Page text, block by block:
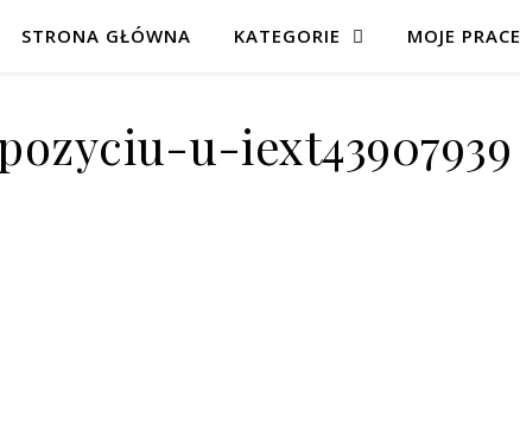
STRONA GŁÓWNA KATEGORIE MOJE PRACE
u-iext43907939